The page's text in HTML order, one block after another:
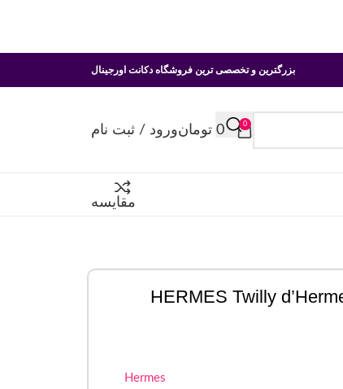
بزرگترین و تخصصی ترین فروشگاه دکانت اورجینال
0
0 تومانورود / ثبت نام
مقایسه
Hermes